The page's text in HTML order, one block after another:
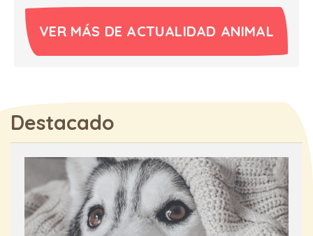
VER MÁS DE ACTUALIDAD ANIMAL
Destacado